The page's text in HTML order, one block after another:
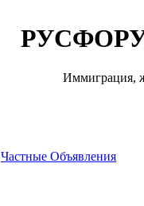
Иммиграция,
Частные Объявления